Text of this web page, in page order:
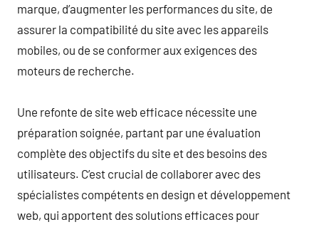
marque, d’augmenter les performances du site, de
assurer la compatibilité du site avec les appareils
mobiles, ou de se conformer aux exigences des
moteurs de recherche.
Une refonte de site web efficace nécessite une
préparation soignée, partant par une évaluation
complète des objectifs du site et des besoins des
utilisateurs. C’est crucial de collaborer avec des
spécialistes compétents en design et développement
web, qui apportent des solutions efficaces pour